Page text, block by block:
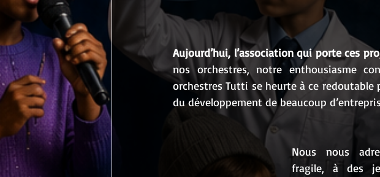
Aujourd’hui, l’association qui porte ces
nos orchestres, notre enthousiasme
orchestres Tutti se heurte à ce redoutable
du développement de beaucoup
Nous nous
fragile, à des